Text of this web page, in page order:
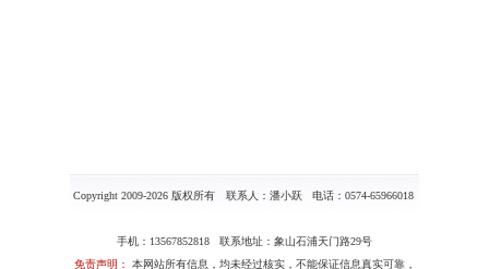
Copyright 2009-2026 版权所有 联系人：潘小跃 电话：0574-65966018
手机：13567852818 联系地址：象山石浦天门路29号
免责声明：
本网站所有信息，均未经过核实，不能保证信息真实可靠，